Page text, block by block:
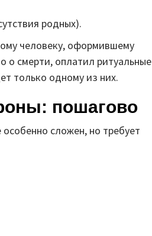
родных).
человеку, оформившему
о смерти, оплатил ритуальные
только одному из них.
пошагово
сложен, но требует